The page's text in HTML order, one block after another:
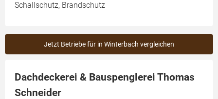
Schallschutz, Brandschutz
Jetzt Betriebe für in Winterbach vergleichen
Dachdeckerei & Bauspenglerei Thomas
Schneider